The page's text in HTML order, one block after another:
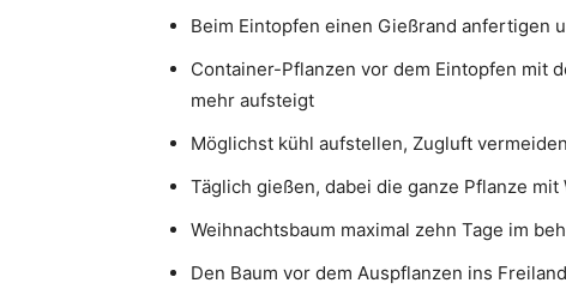
Beim Eintopfen einen Gießrand anfertigen
Container-Pflanzen vor dem Eintopfen mit
mehr aufsteigt
Möglichst kühl aufstellen, Zugluft vermeiden
Täglich gießen, dabei die ganze Pflanze mit
Weihnachtsbaum maximal zehn Tage im
Den Baum vor dem Auspflanzen ins